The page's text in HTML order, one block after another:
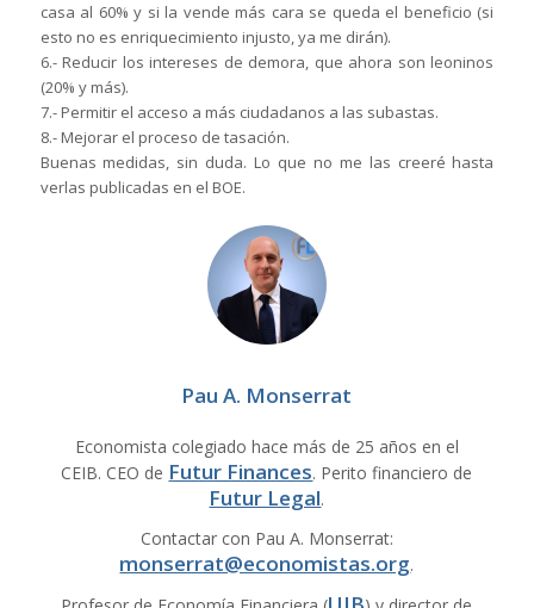
casa al 60% y si la vende más cara se queda el beneficio (si
esto no es enriquecimiento injusto, ya me dirán).
6.- Reducir los intereses de demora, que ahora son leoninos
(20% y más).
7.- Permitir el acceso a más ciudadanos a las subastas.
8.- Mejorar el proceso de tasación.
Buenas medidas, sin duda. Lo que no me las creeré hasta
verlas publicadas en el BOE.
Pau A. Monserrat
Economista colegiado hace más de 25 años en el
CEIB. CEO de Futur Finances. Perito financiero de
Futur Legal.
Contactar con Pau A. Monserrat:
monserrat@economistas.org.